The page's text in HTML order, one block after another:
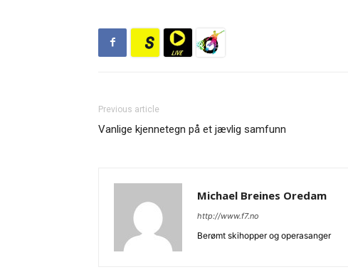
Previous article
Vanlige kjennetegn på et jævlig samfunn
Michael Breines Oredam
http://www.f7.no
Berømt skihopper og operasanger